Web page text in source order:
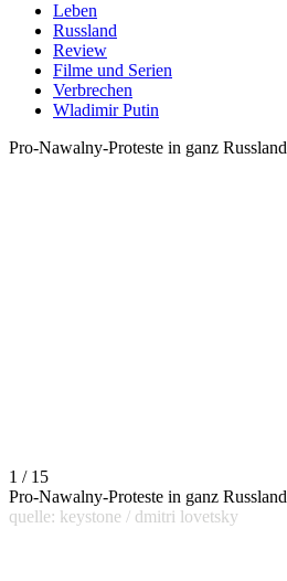
Leben
Russland
Review
Filme und Serien
Verbrechen
Wladimir Putin
Pro-Nawalny-Proteste in ganz Russland
1 / 15
Pro-Nawalny-Proteste in ganz Russland
quelle: keystone / dmitri lovetsky